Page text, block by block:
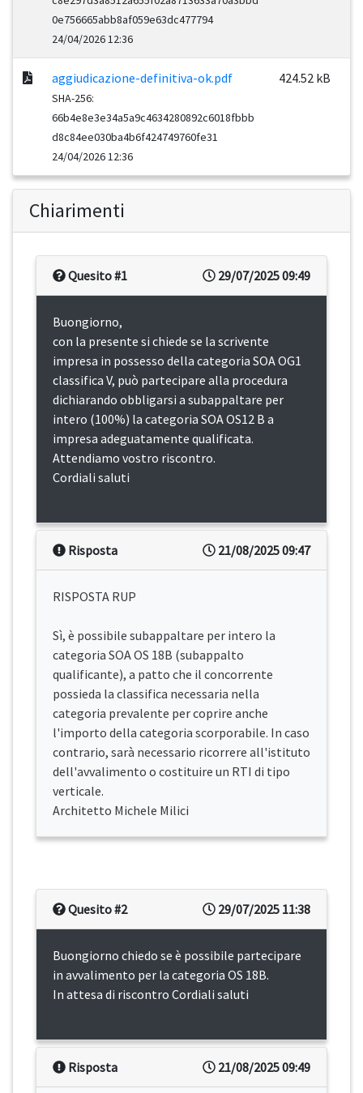
0e756665abb8af059e63dc477794
24/04/2026 12:36
aggiudicazione-definitiva-ok.pdf
SHA-256:
66b4e8e3e34a5a9c4634280892c6018fbbb
d8c84ee030ba4b6f424749760fe31
24/04/2026 12:36
424.52 kB
Chiarimenti
29/07/2025 09:49
Quesito #1
Buongiorno,
con la presente si chiede se la scrivente
impresa in possesso della categoria SOA OG1
classifica V, può partecipare alla procedura
dichiarando obbligarsi a subappaltare per
intero (100%) la categoria SOA OS12 B a
impresa adeguatamente qualificata.
Attendiamo vostro riscontro.
Cordiali saluti
21/08/2025 09:47
Risposta
RISPOSTA RUP
Sì, è possibile subappaltare per intero la
categoria SOA OS 18B (subappalto
qualificante), a patto che il concorrente
possieda la classifica necessaria nella
categoria prevalente per coprire anche
l'importo della categoria scorporabile. In caso
contrario, sarà necessario ricorrere all'istituto
dell'avvalimento o costituire un RTI di tipo
verticale.
Architetto Michele Milici
29/07/2025 11:38
Quesito #2
Buongiorno chiedo se è possibile partecipare
in avvalimento per la categoria OS 18B.
In attesa di riscontro Cordiali saluti
21/08/2025 09:49
Risposta